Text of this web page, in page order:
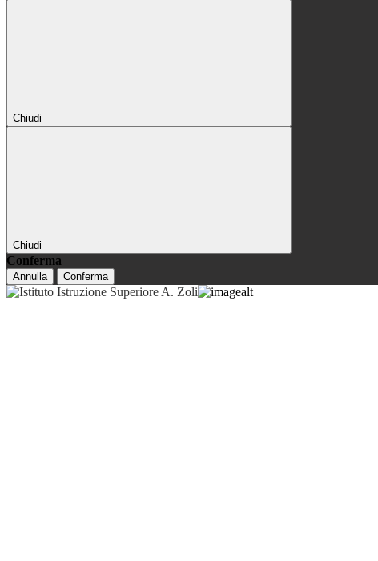
Chiudi
Chiudi
Conferma
Annulla Conferma